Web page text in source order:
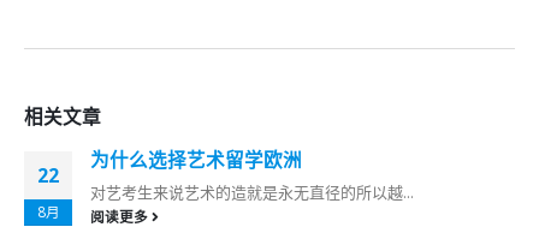
相关文章
22
8月
为什么选择艺术留学欧洲
对艺考生来说艺术的造就是永无直径的所以越...
阅读更多